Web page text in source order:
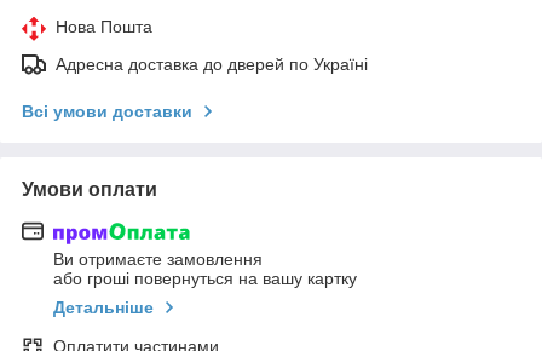
Нова Пошта
Адресна доставка до дверей по Україні
Всі умови доставки
Умови оплати
Ви отримаєте замовлення
або гроші повернуться на вашу картку
Детальніше
Оплатити частинами